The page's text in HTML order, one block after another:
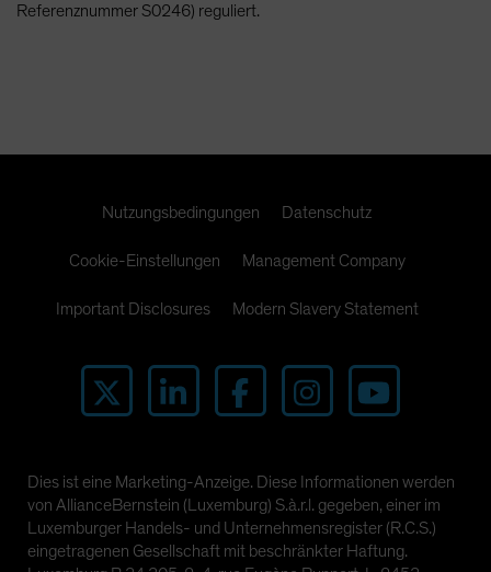
Referenznummer S0246) reguliert.
Nutzungsbedingungen Datenschutz
Cookie-Einstellungen Management Company
Important Disclosures Modern Slavery Statement
Dies ist eine Marketing-Anzeige. Diese Informationen werden
von AllianceBernstein (Luxemburg) S.à.r.l. gegeben, einer im
Luxemburger Handels- und Unternehmensregister (R.C.S.)
eingetragenen Gesellschaft mit beschränkter Haftung.